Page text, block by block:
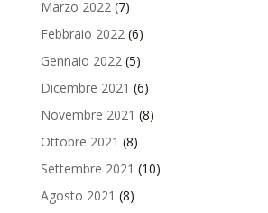
Marzo 2022(7)
Febbraio 2022(6)
Gennaio 2022(5)
Dicembre 2021 (6)
Novembre 2021 (8)
Ottobre 2021 (8)
Settembre 2021 (10)
Agosto 2021 (8)